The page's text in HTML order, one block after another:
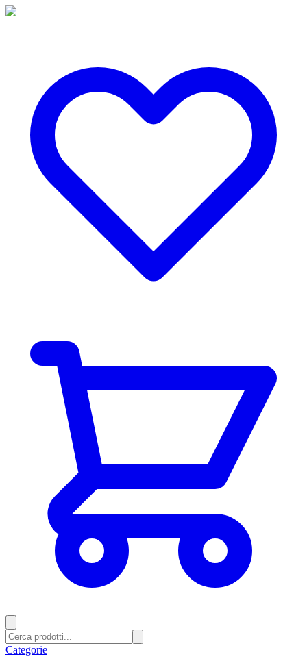
Categorie